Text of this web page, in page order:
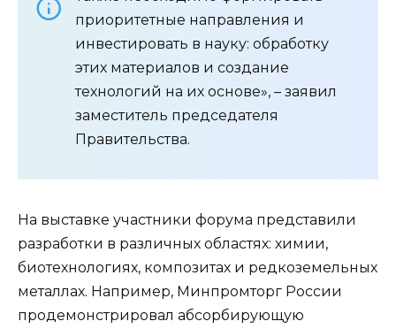
приоритетные направления и
инвестировать в науку: обработку
этих материалов и создание
технологий на их основе», – заявил
заместитель председателя
Правительства.
На выставке участники форума представили
разработки в различных областях: химии,
биотехнологиях, композитах и редкоземельных
металлах. Например, Минпромторг России
продемонстрировал абсорбирующую